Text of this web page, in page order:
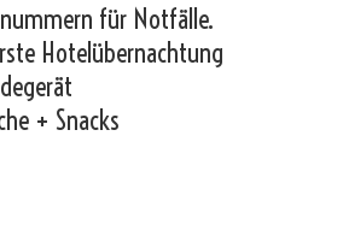
für Notfälle.
Hotelübernachtung
+ Snacks